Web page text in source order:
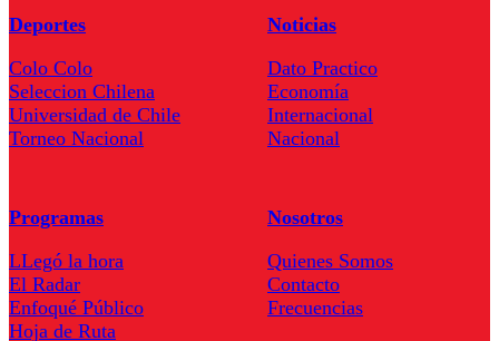
Deportes
Colo Colo
Seleccion Chilena
Universidad de Chile
Torneo Nacional
Noticias
Dato Practico
Economía
Internacional
Nacional
Programas
LLegó la hora
El Radar
Enfoqué Público
Hoja de Ruta
Nosotros
Quienes Somos
Contacto
Frecuencias